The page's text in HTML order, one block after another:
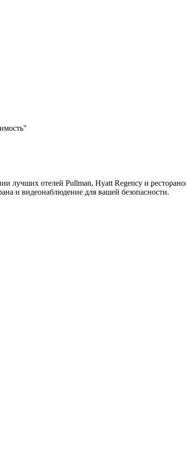
лучших отелей Pullman, Hyatt Regency и
и видеонаблюдение для вашей безопасности.